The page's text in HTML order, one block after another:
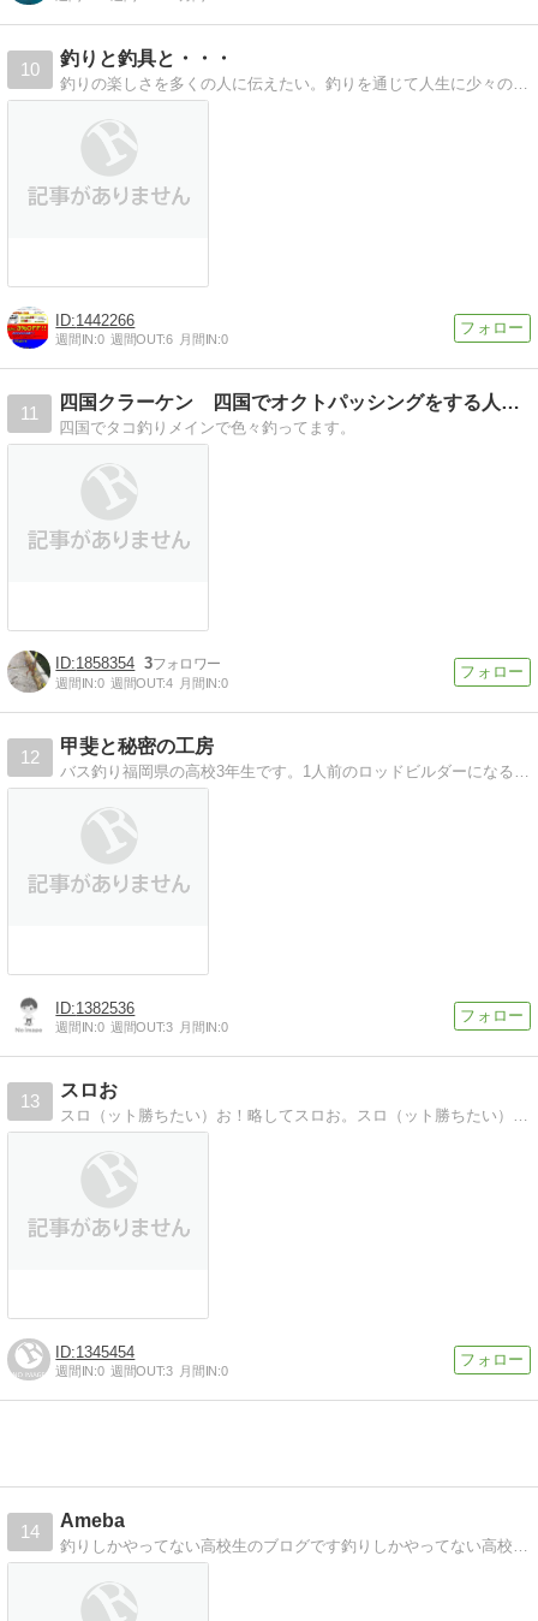
10
釣りと釣具と・・・
釣りの楽しさを多くの人に伝えたい。釣りを通じて人生に少々の豊かさを加えることができればいいですね。
1442266
週間IN:0 週間OUT:6 月間IN:0
11
四国クラーケン 四国でオクトパッシングをする人のブログ
四国でタコ釣りメインで色々釣ってます。
1858354 3
週間IN:0 週間OUT:4 月間IN:0
12
甲斐と秘密の工房
バス釣り福岡県の高校3年生です。1人前のロッドビルダーになるべく日々修行をしています。
1382536
週間IN:0 週間OUT:3 月間IN:0
13
スロお
スロ（ット勝ちたい）お！略してスロお。スロ（ット勝ちたい）お！略してスロお。駄文ブログでふ。
1345454
週間IN:0 週間OUT:3 月間IN:0
14
Ameba
釣りしかやってない高校生のブログです釣りしかやってない高校生のブログです